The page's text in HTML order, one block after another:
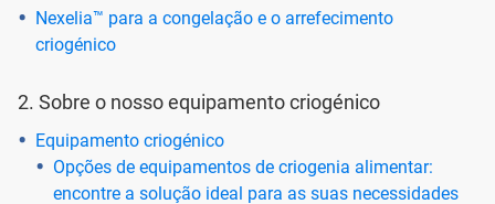
Nexelia™ para a congelação e o arrefecimento
criogénico
2. Sobre o nosso equipamento criogénico
Equipamento criogénico
Opções de equipamentos de criogenia alimentar:
encontre a solução ideal para as suas necessidades